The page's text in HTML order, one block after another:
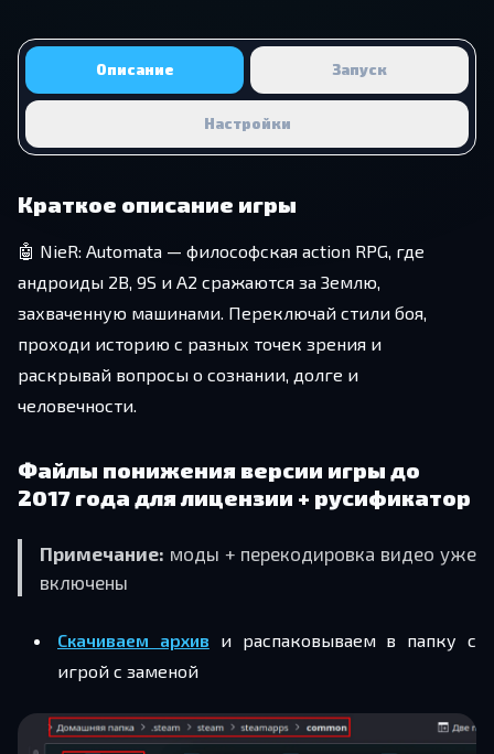
Описание Запуск
Настройки
Краткое описание игры
🤖 NieR: Automata — философская action RPG, где
андроиды 2B, 9S и A2 сражаются за Землю,
захваченную машинами. Переключай стили боя,
проходи историю с разных точек зрения и
раскрывай вопросы о сознании, долге и
человечности.
Файлы понижения версии игры до
2017 года для лицензии + русификатор
Примечание: моды + перекодировка видео уже
включены
Скачиваем архив и распаковываем в папку с
игрой с заменой